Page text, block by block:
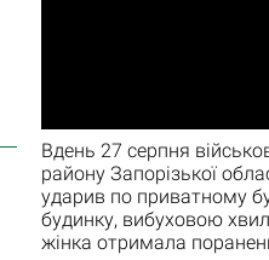
Вдень 27 серпня
району Запорізької
ударив по приватному
будинку, вибуховою
жінка отримала